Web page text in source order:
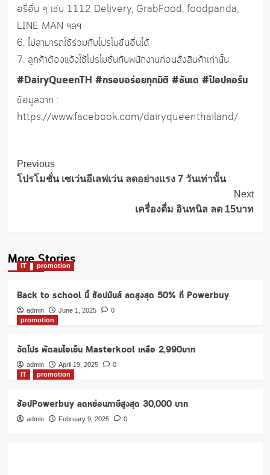
อรี่อื่น ๆ เช่น 1112 Delivery, GrabFood, foodpanda,
LINE MAN ฯลฯ
6. ไม่สามารถใช้ร่วมกับโปรโมชั่นอื่นได้
7. ลูกค้าต้องแจ้งใช้โปรโมชั่นกับพนักงานก่อนสั่งสินค้าเท่านั้น
#DairyQueenTH #กรอบอร่อยทุกมิติ #ซันเด #ป๊อปคอร์น
ข้อมูลจาก :
https://www.facebook.com/dairyqueenthailand/
Post
Navigation
Previous
โปรโมชั่น เซเว่นอีเลฟเว่น ลดอย่างแรง 7 วันเท่านั้น
Next
เครื่องดื่ม อินทนิล ลด 15บาท
More Stories
IT promotion
Back to school นี้ ช้อปมันส์ ลดสูงสุด 50% ที่ Powerbuy
admin June 1, 2025
0
promotion
จัดโปร พัดลมไอเย็น Masterkool เหลือ 2,990บาท
admin April 19, 2025
0
IT
promotion
ช้อปPowerbuy ลดหย่อนภาษีสูงสุด 30,000 บาท
admin February 9, 2025 0